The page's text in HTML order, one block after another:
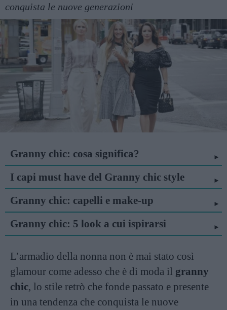
conquista le nuove generazioni
Granny chic: cosa significa?
I capi must have del Granny chic style
Granny chic: capelli e make-up
Granny chic: 5 look a cui ispirarsi
L’armadio della nonna non è mai stato così
glamour come adesso che è di moda il granny
chic, lo stile retrò che fonde passato e presente
in una tendenza che conquista le nuove